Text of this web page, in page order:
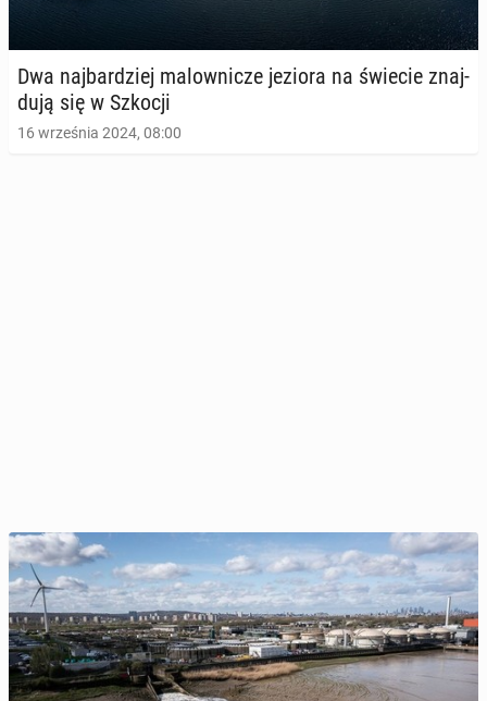
Dwa naj­bar­dziej ma­low­ni­cze jeziora na świecie znaj­
du­ją się w Szkocji
16 września 2024, 08:00